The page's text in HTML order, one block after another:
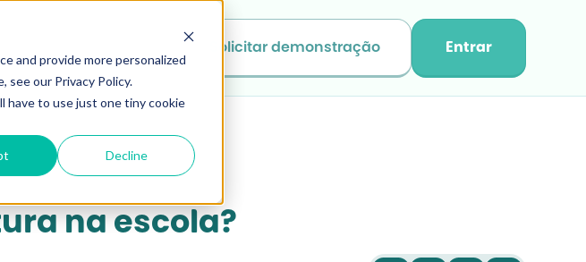
and provide more personalized
our Privacy Policy.
have to use just one tiny cookie
Decline
Solicitar demonstração Entrar
na escola?